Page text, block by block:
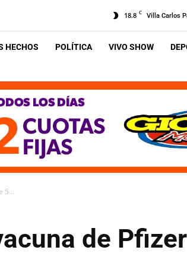
18.8 C Villa Carlos
HECHOS POLÍTICA VIVO SHOW
5...
de